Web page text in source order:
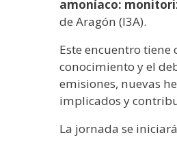
amoníaco:
de Aragón (I3A).
Este encuentro
conocimiento y el
emisiones, nuevas
implicados y
La jornada se